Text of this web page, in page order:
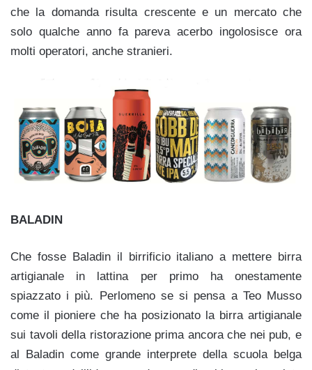
che la domanda risulta crescente e un mercato che
solo qualche anno fa pareva acerbo ingolosisce ora
molti operatori, anche stranieri.
BALADIN
Che fosse Baladin il birrificio italiano a mettere birra
artigianale in lattina per primo ha onestamente
spiazzato i più. Perlomeno se si pensa a Teo Musso
come il pioniere che ha posizionato la birra artigianale
sui tavoli della ristorazione prima ancora che nei pub, e
al Baladin come grande interprete della scuola belga